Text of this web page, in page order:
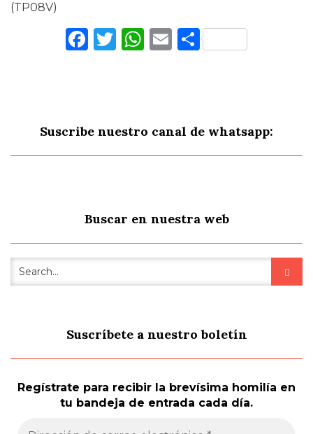
(TP08V)
Facebook
Twitter
WhatsApp
Email
Suscribe nuestro canal de whatsapp:
Buscar en nuestra web
Suscríbete a nuestro boletín
Regístrate para recibir la brevísima homilía en
tu bandeja de entrada cada día.